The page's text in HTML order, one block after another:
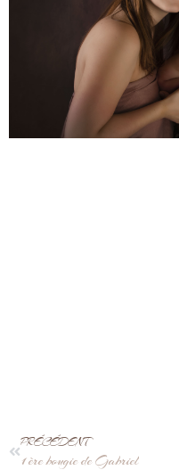
PRÉCÉDENT
1 ère bougie de Gabriel